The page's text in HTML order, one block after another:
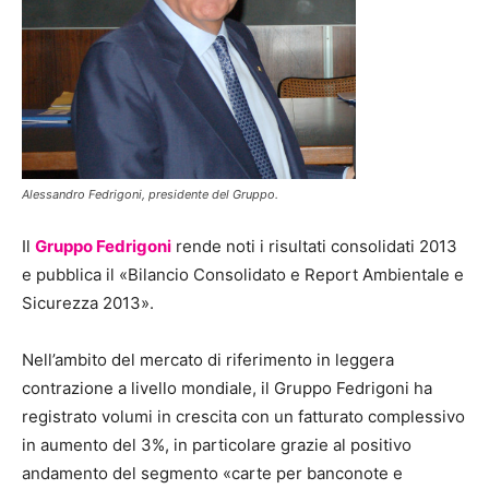
Alessandro Fedrigoni, presidente del Gruppo.
Il Gruppo Fedrigoni rende noti i risultati consolidati 2013
e pubblica il «Bilancio Consolidato e Report Ambientale e
Sicurezza 2013».
Nell’ambito del mercato di riferimento in leggera
contrazione a livello mondiale, il Gruppo Fedrigoni ha
registrato volumi in crescita con un fatturato complessivo
in aumento del 3%, in particolare grazie al positivo
andamento del segmento «carte per banconote e